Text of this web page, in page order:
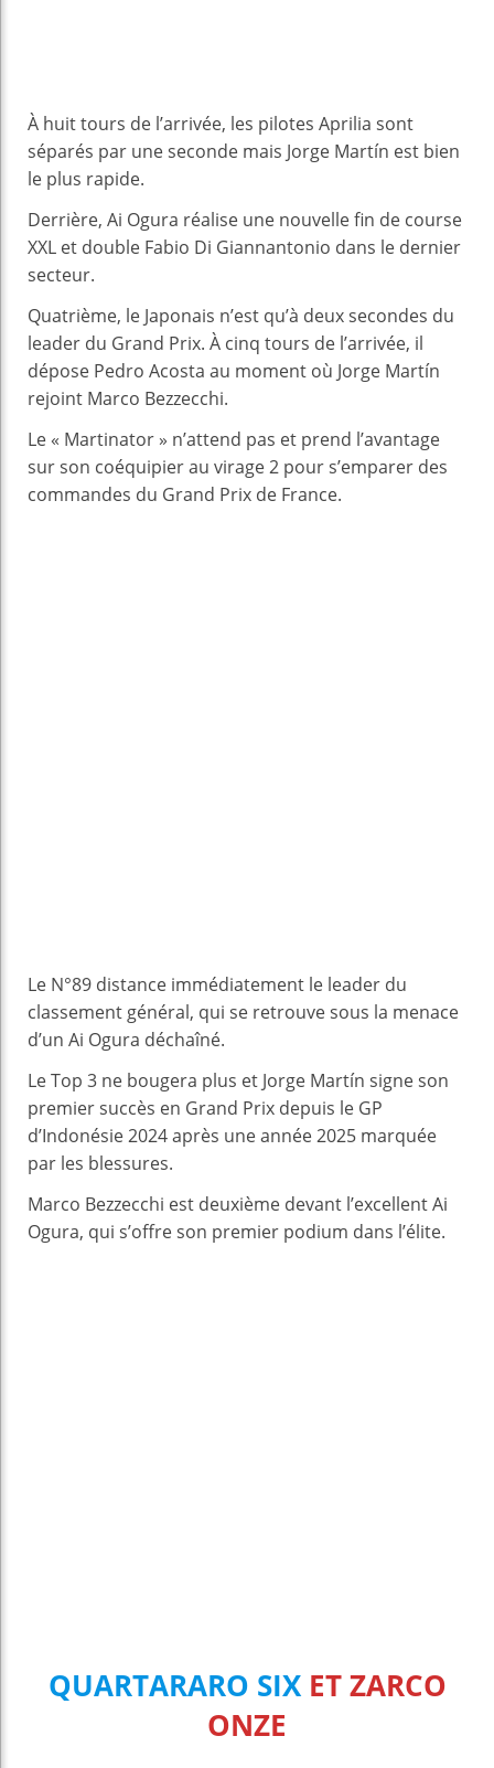
À huit tours de l’arrivée, les pilotes Aprilia sont
séparés par une seconde mais Jorge Martín est bien
le plus rapide.
Derrière, Ai Ogura réalise une nouvelle fin de course
XXL et double Fabio Di Giannantonio dans le dernier
secteur.
Quatrième, le Japonais n’est qu’à deux secondes du
leader du Grand Prix. À cinq tours de l’arrivée, il
dépose Pedro Acosta au moment où Jorge Martín
rejoint Marco Bezzecchi.
Le « Martinator » n’attend pas et prend l’avantage
sur son coéquipier au virage 2 pour s’emparer des
commandes du Grand Prix de France.
Le N°89 distance immédiatement le leader du
classement général, qui se retrouve sous la menace
d’un Ai Ogura déchaîné.
Le Top 3 ne bougera plus et Jorge Martín signe son
premier succès en Grand Prix depuis le GP
d’Indonésie 2024 après une année 2025 marquée
par les blessures.
Marco Bezzecchi est deuxième devant l’excellent Ai
Ogura, qui s’offre son premier podium dans l’élite.
QUARTARARO SIX ET ZARCO
ONZE